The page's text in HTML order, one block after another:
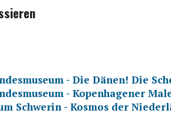
- Die Dänen! Die
- Kopenhagener
Schwerin - Kosmos der